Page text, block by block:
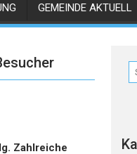
GEMEINDE AKTUELL
Zahlreiche